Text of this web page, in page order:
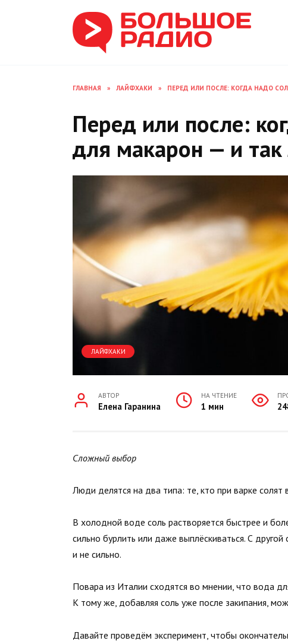
ГЛАВНАЯ » ЛАЙФХАКИ » ПЕРЕД ИЛИ ПОСЛЕ: КОГДА НАДО
Перед или после:
для макарон — и
ЛАЙФХАКИ
АВТОР
Елена Гаранина
НА ЧТЕНИЕ
1 мин
Сложный выбор
Люди делятся на два типа: те, кто при варке
В холодной воде соль растворяется быстрее и
сильно бурлить или даже выплёскиваться. С
и не сильно.
Повара из Италии сходятся во мнении, что вода
К тому же, добавляя соль уже после закипания,
Давайте проведём эксперимент, чтобы